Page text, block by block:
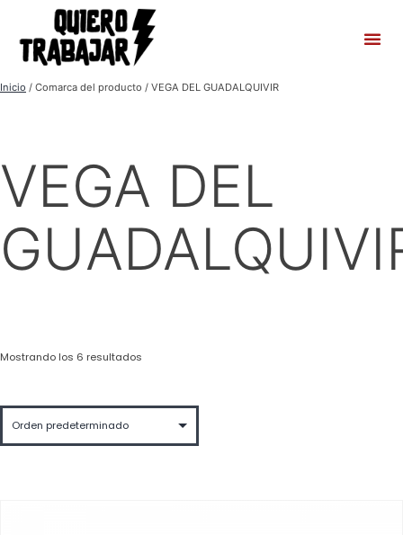
Inicio / Comarca del producto / VEGA DEL GUADALQUIVIR
VEGA DEL
Mostrando los 6 resultados